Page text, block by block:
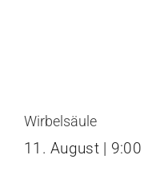
Wirbelsäule
11. August | 9:00